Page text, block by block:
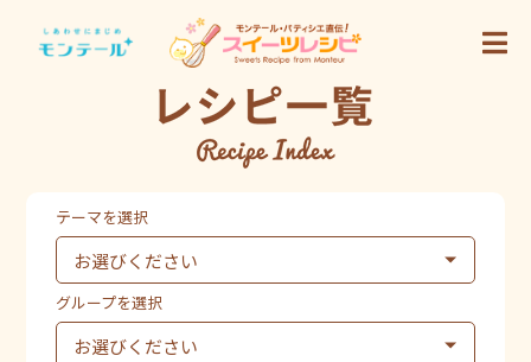
テーマを選択
グループを選択